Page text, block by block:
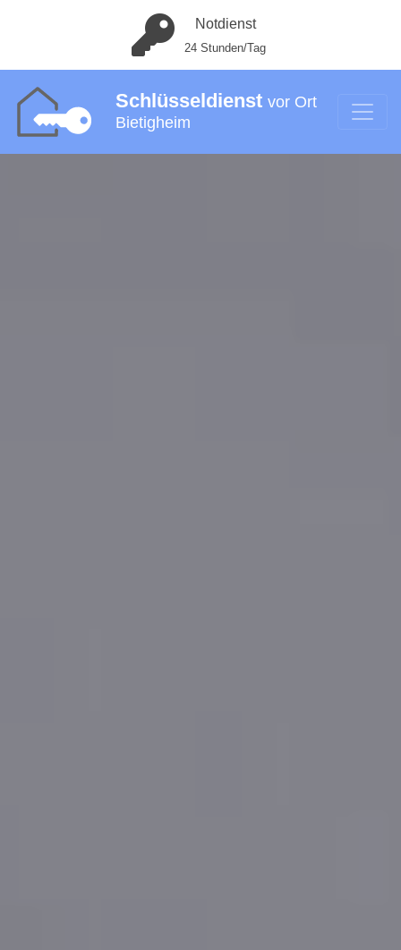
Notdienst
24 Stunden/Tag
Schlüsseldienst vor Ort
Bietigheim